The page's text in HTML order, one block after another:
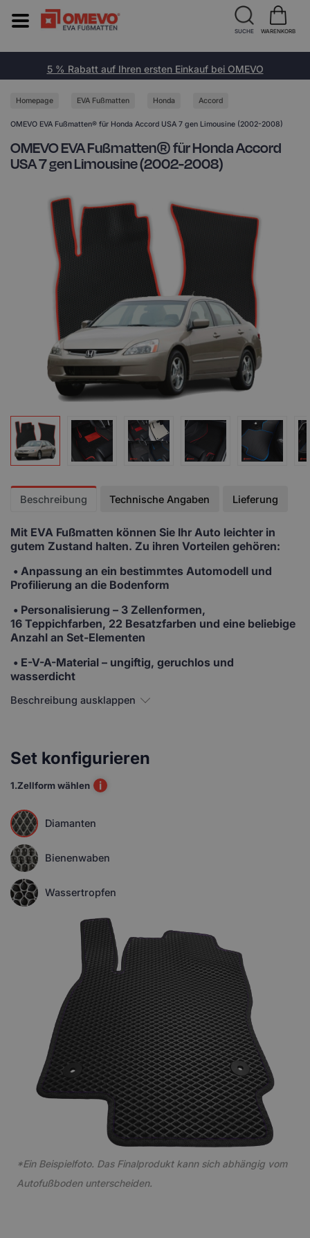
5 % Rabatt auf Ihren ersten Einkauf bei OMEVO
Homepage EVA Fußmatten Honda Accord
OMEVO EVA Fußmatten® für Honda Accord USA 7 gen Limousine (2002-2008)
OMEVO EVA Fußmatten® für Honda Accord
USA 7 gen Limousine (2002-2008)
Beschreibung Technische Angaben Lieferung
Mit EVA Fußmatten können Sie Ihr Auto leichter in
gutem Zustand halten. Zu ihren Vorteilen gehören:
• Anpassung an ein bestimmtes Automodell und
Profilierung an die Bodenform
• Personalisierung – 3 Zellenformen,
16 Teppichfarben, 22 Besatzfarben und eine beliebige
Anzahl an Set-Elementen
• E-V-A-Material – ungiftig, geruchlos und
wasserdicht
Beschreibung ausklappen
Set konfigurieren
1.Zellform wählen i
Diamanten
Bienenwaben
Wassertropfen
*Ein Beispielfoto. Das Finalprodukt kann sich abhängig vom
Autofußboden unterscheiden.
SUCHE WARENKORB